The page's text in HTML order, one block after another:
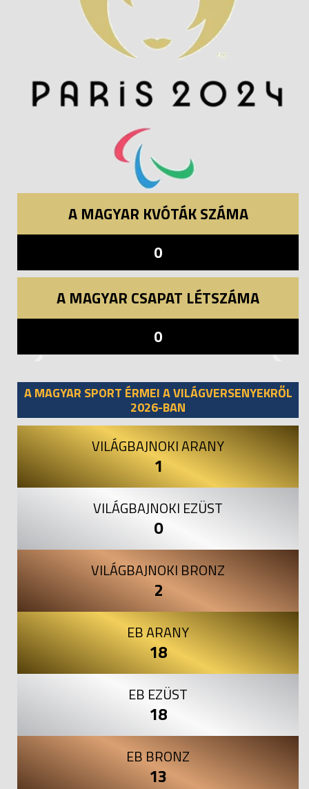
A MAGYAR KVÓTÁK SZÁMA
0
A MAGYAR CSAPAT LÉTSZÁMA
0
A MAGYAR SPORT ÉRMEI A VILÁGVERSENYEKRŐL
2026-BAN
VILÁGBAJNOKI ARANY
1
VILÁGBAJNOKI EZÜST
0
VILÁGBAJNOKI BRONZ
2
EB ARANY
18
EB EZÜST
18
EB BRONZ
13